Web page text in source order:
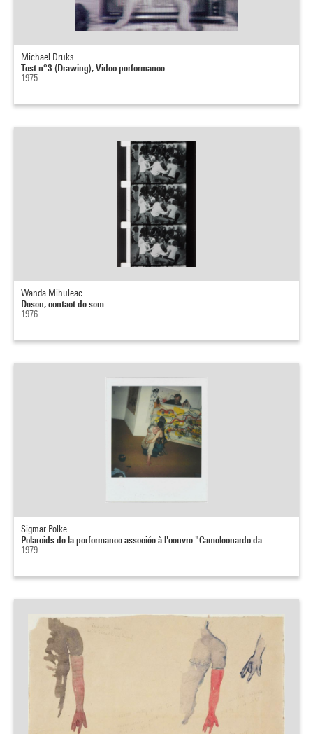
Michael Druks
Test n°3 (Drawing), Video performance
1975
Wanda Mihuleac
Desen, contact de sem
1976
Sigmar Polke
Polaroids de la performance associée à l'oeuvre "Cameleonardo da...
1979